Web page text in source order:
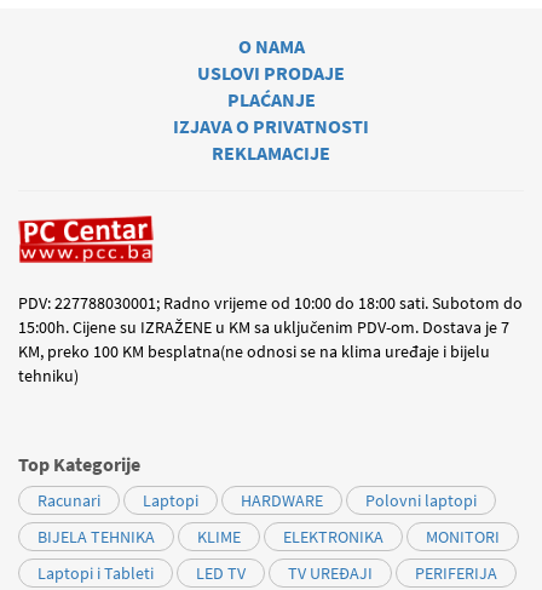
O NAMA
USLOVI PRODAJE
PLAĆANJE
IZJAVA O PRIVATNOSTI
REKLAMACIJE
PDV: 227788030001; Radno vrijeme od 10:00 do 18:00 sati. Subotom do
15:00h. Cijene su IZRAŽENE u KM sa uključenim PDV-om. Dostava je 7
KM, preko 100 KM besplatna(ne odnosi se na klima uređaje i bijelu
tehniku)
Top Kategorije
Racunari Laptopi HARDWARE
Polovni laptopi
BIJELA TEHNIKA
KLIME ELEKTRONIKA
MONITORI
Laptopi i Tableti
LED TV TV UREĐAJI
PERIFERIJA